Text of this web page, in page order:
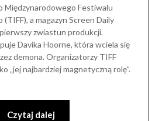
Międzynarodowego Festiwalu
a magazyn Screen Daily
zwiastun produkcji.
Davika Hoorne, która wciela się
demona. Organizatorzy TIFF
„jej najbardziej magnetyczną rolę”.
Czytaj dalej